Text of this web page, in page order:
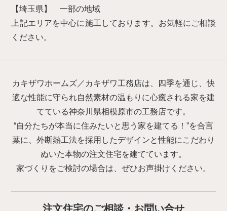
【埼玉県】 一部の地域
上記エリアを中心に施工しております。お気軽にご相談
ください。
カキザワホームズ／カキザワ工務店は、四季を通じ、快
適な性能に守られ自然素材の温もりに心癒される家を建
てている神奈川県相模原市の工務店です。
“自分たちが本当に住みたいと思う家を建てる！”を合言
葉に、外断熱工法を採用したデザインと性能にこだわり
ぬいた本物の注文住宅を建てています。
家づくりをご検討の場合は、ぜひお声掛けください。
注文住宅のご相談・お問い合せ